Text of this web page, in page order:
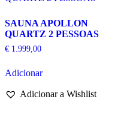
SAUNA APOLLON
QUARTZ 2 PESSOAS
€ 1.999,00
Adicionar
Adicionar a Wishlist